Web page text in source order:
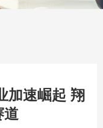
加速崛起 翔
道